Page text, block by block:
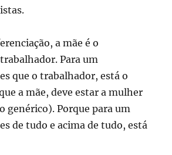
a mãe é o
Para um
que o trabalhador, está o
a mãe, deve estar a mulher
genérico). Porque para um
de tudo e acima de tudo, está